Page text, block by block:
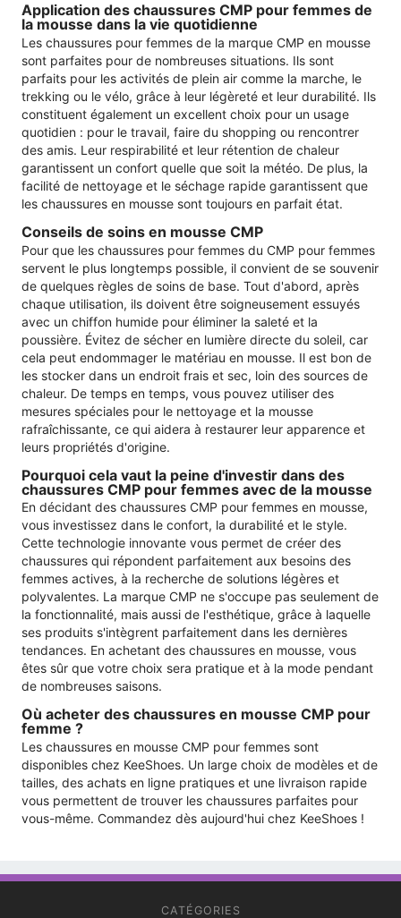
Application des chaussures CMP pour femmes de
la mousse dans la vie quotidienne
Les chaussures pour femmes de la marque CMP en mousse
sont parfaites pour de nombreuses situations. Ils sont
parfaits pour les activités de plein air comme la marche, le
trekking ou le vélo, grâce à leur légèreté et leur durabilité. Ils
constituent également un excellent choix pour un usage
quotidien : pour le travail, faire du shopping ou rencontrer
des amis. Leur respirabilité et leur rétention de chaleur
garantissent un confort quelle que soit la météo. De plus, la
facilité de nettoyage et le séchage rapide garantissent que
les chaussures en mousse sont toujours en parfait état.
Conseils de soins en mousse CMP
Pour que les chaussures pour femmes du CMP pour femmes
servent le plus longtemps possible, il convient de se souvenir
de quelques règles de soins de base. Tout d'abord, après
chaque utilisation, ils doivent être soigneusement essuyés
avec un chiffon humide pour éliminer la saleté et la
poussière. Évitez de sécher en lumière directe du soleil, car
cela peut endommager le matériau en mousse. Il est bon de
les stocker dans un endroit frais et sec, loin des sources de
chaleur. De temps en temps, vous pouvez utiliser des
mesures spéciales pour le nettoyage et la mousse
rafraîchissante, ce qui aidera à restaurer leur apparence et
leurs propriétés d'origine.
Pourquoi cela vaut la peine d'investir dans des
chaussures CMP pour femmes avec de la mousse
En décidant des chaussures CMP pour femmes en mousse,
vous investissez dans le confort, la durabilité et le style.
Cette technologie innovante vous permet de créer des
chaussures qui répondent parfaitement aux besoins des
femmes actives, à la recherche de solutions légères et
polyvalentes. La marque CMP ne s'occupe pas seulement de
la fonctionnalité, mais aussi de l'esthétique, grâce à laquelle
ses produits s'intègrent parfaitement dans les dernières
tendances. En achetant des chaussures en mousse, vous
êtes sûr que votre choix sera pratique et à la mode pendant
de nombreuses saisons.
Où acheter des chaussures en mousse CMP pour
femme ?
Les chaussures en mousse CMP pour femmes sont
disponibles chez KeeShoes. Un large choix de modèles et de
tailles, des achats en ligne pratiques et une livraison rapide
vous permettent de trouver les chaussures parfaites pour
vous-même. Commandez dès aujourd'hui chez KeeShoes !
CATÉGORIES